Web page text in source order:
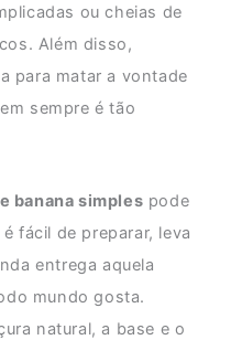
ou cheias de
Além disso,
para matar a vontade
sempre é tão
banana simples pode
fácil de preparar, leva
entrega aquela
mundo gosta.
natural, a base e o